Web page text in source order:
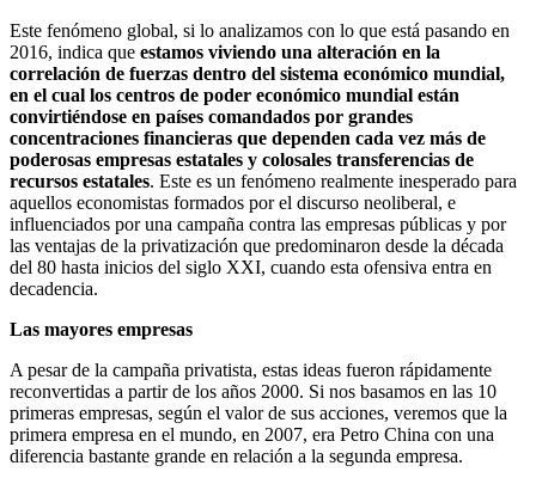
Este fenómeno global, si lo analizamos con lo que está pasando en
2016, indica que estamos viviendo una alteración en la
correlación de fuerzas dentro del sistema económico mundial,
en el cual los centros de poder económico mundial están
convirtiéndose en países comandados por grandes
concentraciones financieras que dependen cada vez más de
poderosas empresas estatales y colosales transferencias de
recursos estatales. Este es un fenómeno realmente inesperado para
aquellos economistas formados por el discurso neoliberal, e
influenciados por una campaña contra las empresas públicas y por
las ventajas de la privatización que predominaron desde la década
del 80 hasta inicios del siglo XXI, cuando esta ofensiva entra en
decadencia.
Las mayores empresas
A pesar de la campaña privatista, estas ideas fueron rápidamente
reconvertidas a partir de los años 2000. Si nos basamos en las 10
primeras empresas, según el valor de sus acciones, veremos que la
primera empresa en el mundo, en 2007, era Petro China con una
diferencia bastante grande en relación a la segunda empresa.